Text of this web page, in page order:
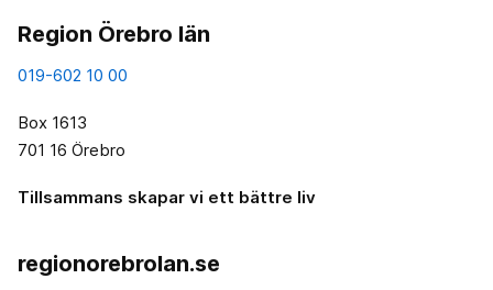
Region Örebro län
019-602 10 00
Box 1613
701 16 Örebro
Tillsammans skapar vi ett bättre liv
regionorebrolan.se